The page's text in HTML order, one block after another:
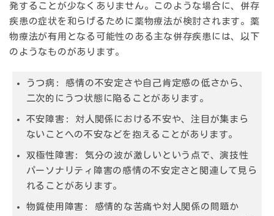
発することが少なくありません。このような場合に、併存
疾患の症状を和らげるために薬物療法が検討されます。薬
物療法が有用となる可能性のある主な併存疾患には、以下
のようなものがあります。
うつ病 : 感情の不安定さや自己肯定感の低さから、
二次的にうつ状態に陥ることがあります。
不安障害 : 対人関係における不安や、注目が集まら
ないことへの不安などを抱えることがあります。
双極性障害 : 気分の波が激しいという点で、演技性
パーソナリティ障害の感情の不安定さと関連して見ら
れることがあります。
物質使用障害 : 感情的な苦痛や対人関係の問題か